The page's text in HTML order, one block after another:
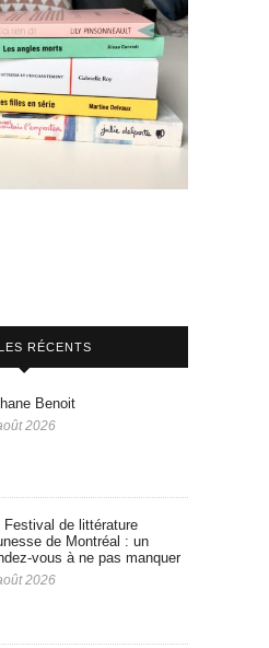
RÉCENTS
Benoit
2026
Festival de littérature
de Montréal : un
vous à ne pas manquer
2026